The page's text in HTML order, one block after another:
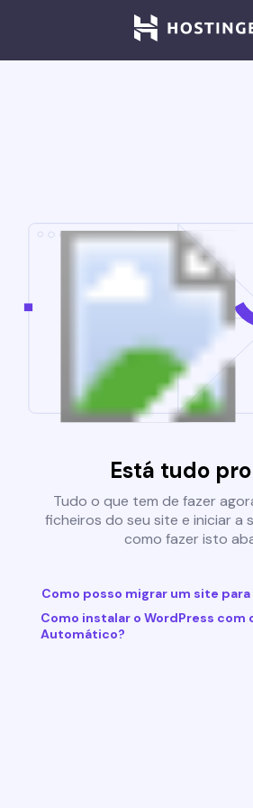
Está tudo
Tudo o que tem de fazer
ficheiros do seu site e iniciar a
como fazer isto
Como posso migrar um site
Como instalar o WordPress com
Automático?